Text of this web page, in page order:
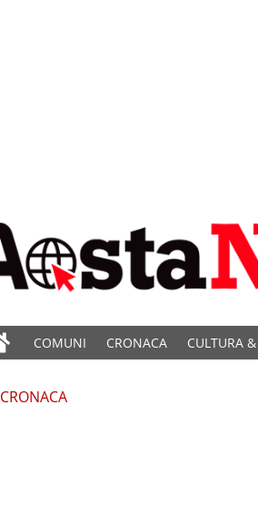
COMUNI CRONACA CULTURA
CRONACA